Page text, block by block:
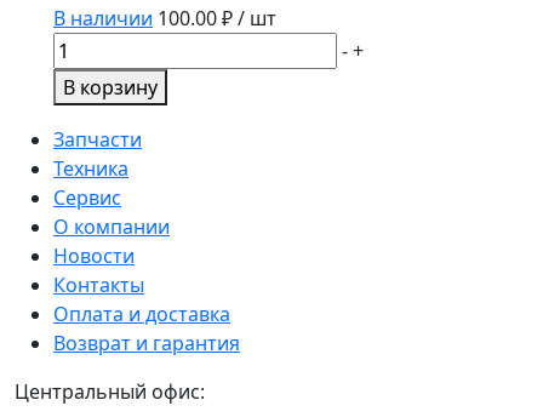
зубчатое
универсальное
215703/215704
д.650х409
(ан.
Amazone)
В наличии 100.00₽ / шт
Количество
товара
Фиксатор
АМЗ-
З-244
(204244)
-+
В корзину
Запчасти
Техника
Сервис
О компании
Новости
Контакты
Оплата и доставка
Возврат и гарантия
Центральный офис: